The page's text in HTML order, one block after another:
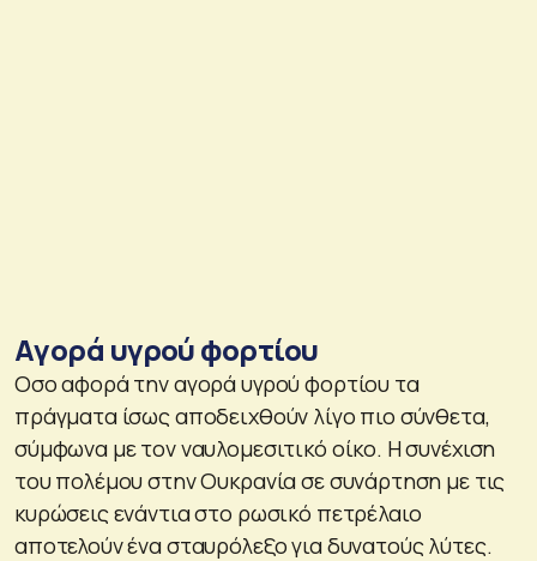
Aγορά υγρού φορτίου
Οσο αφορά την αγορά υγρού φορτίου τα
πράγματα ίσως αποδειχθούν λίγο πιο σύνθετα,
σύμφωνα με τον ναυλομεσιτικό οίκο. Η συνέχιση
του πολέμου στην Ουκρανία σε συνάρτηση με τις
κυρώσεις ενάντια στο ρωσικό πετρέλαιο
αποτελούν ένα σταυρόλεξο για δυνατούς λύτες.